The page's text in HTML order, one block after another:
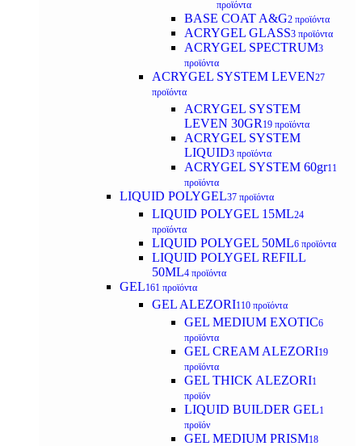
προϊόντα
BASE COAT A&G2 προϊόντα
ACRYGEL GLASS3 προϊόντα
ACRYGEL SPECTRUM3
προϊόντα
ACRYGEL SYSTEM LEVEN27
προϊόντα
ACRYGEL SYSTEM
LEVEN 30GR 19 προϊόντα
ACRYGEL SYSTEM
LIQUID3 προϊόντα
ACRYGEL SYSTEM 60gr11
προϊόντα
LIQUID POLYGEL37 προϊόντα
LIQUID POLYGEL 15ML24
προϊόντα
LIQUID POLYGEL 50ML6 προϊόντα
LIQUID POLYGEL REFILL
50ML4 προϊόντα
GEL161 προϊόντα
GEL ALEZORI110 προϊόντα
GEL MEDIUM EXOTIC6
προϊόντα
GEL CREAM ALEZORI19
προϊόντα
GEL THICK ALEZORI1
προϊόν
LIQUID BUILDER GEL1
προϊόν
GEL MEDIUM PRISM18